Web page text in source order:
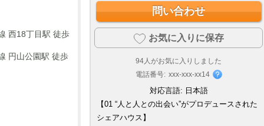
西18丁目駅 徒歩
円山公園駅 徒歩
問い合わせ
お気に入りに保存
94 人がお気に入りしました
電話番号: xxx-xxx-xx14
対応言語: 日本語
【01 “人と人との出会い”がプロデュースされた
シェアハウス】